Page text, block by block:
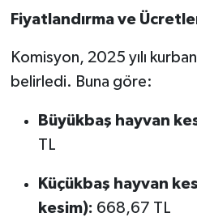
Fiyatlandırma ve
Komisyon, 2025 yılı
belirledi. Buna göre:
Büyükbaş hayvan
TL
Küçükbaş hayvan
kesim): 668,67 TL